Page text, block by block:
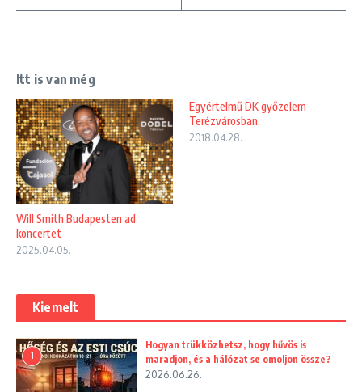
Itt is van még
Will Smith Budapesten ad
koncertet
2025.04.05.
Egyértelmű DK győzelem
Terézvárosban.
2018.04.28.
Kiemelt
1
Hogyan trükközhetsz, hogy hűvös is
maradjon, és a hálózat se omoljon össze?
2026.06.26.